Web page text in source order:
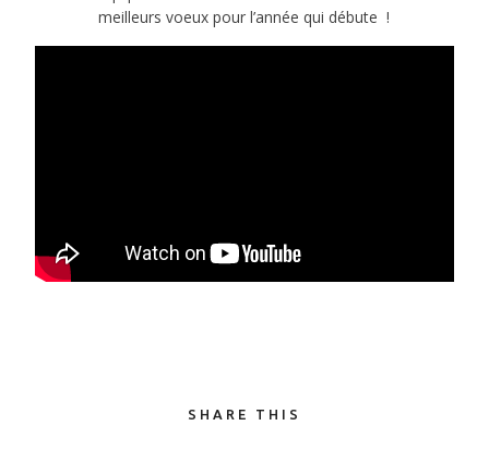
meilleurs voeux pour l’année qui débute !
SHARE THIS